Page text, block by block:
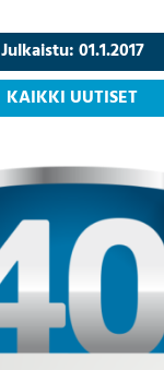
Julkaistu: 01.1.2017
KAIKKI UUTISET